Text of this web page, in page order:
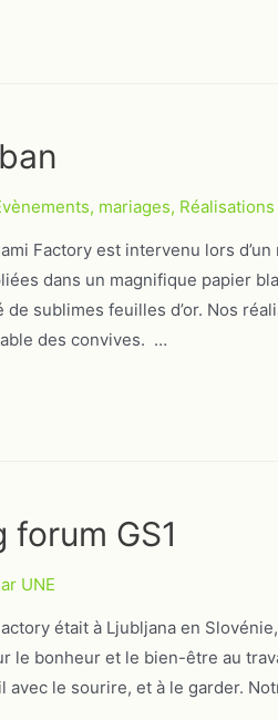
mariages, Réalisations
Factory est intervenu lors
dans un magnifique papier
sublimes feuilles d’or. Nos
des convives. …
GS1
UNE
était à Ljubljana en
le bonheur et le bien-être au
avec le sourire, et à le garder.